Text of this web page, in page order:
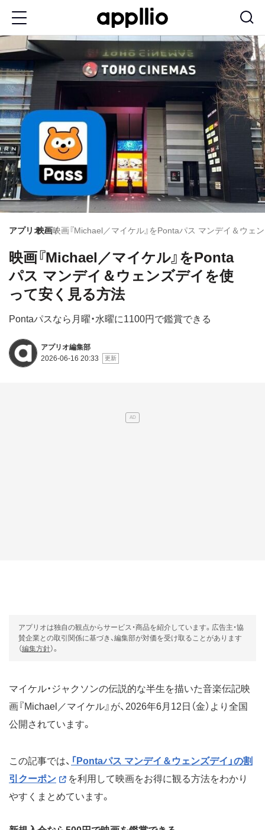
ン
コ
ン
テ
ン
ツ
に
移
動
アプリオ映画映画『Michael／マイケル』をPontaパス マンデイ＆ウェ
映画『Michael／マイケル』をPonta
パス マンデイ＆ウェンズデイを使
って安く見る方法
Pontaパスなら月曜・水曜に1100円で鑑賞できる
アプリオ編集部
2026-06-16 20:33
アプリオは独自の観点からサービス・商品を紹介しています。広告主・協
賛企業との取引関係に基づき、編集部が対価を受け取ることがあります
（編集方針）。
マイケル・ジャクソンの伝説的な半生を描いた音楽伝記映
画『Michael／マイケル』が、2026年6月12日（金）より全国
公開されています。
この記事では、 「Pontaパス マンデイ＆ウェンズデイ」の割
引クーポン
を利用して映画をお得に観る方法をわかり
やすくまとめています。